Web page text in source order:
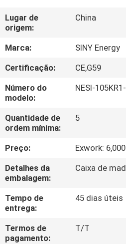
FÁBRICA
CONTROLE
DE
QUALIDADE
FALE
CONOSCO
NOTÍCIAS
PEDIR UM
ORÇAMENTO
Lugar de
origem:
China
Marca:
SINY Energy
Certificação:
CE,G59
Número do
modelo:
NESI-
Quantidade de
ordem mínima:
5
Preço:
Exwork:
Detalhes da
embalagem:
Caixa de
Tempo de
entrega:
45 dias úteis
Termos de
pagamento:
T/T